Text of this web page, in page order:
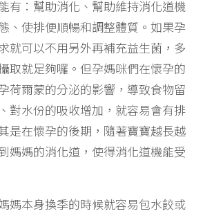
有：幫助消化、幫助維持消化道機
、使排便順暢和調整體質。如果孕
就可以不用另外再補充益生菌，多
取就足夠囉。但孕媽咪們在懷孕的
荷爾蒙的分泌的影響，導致食物留
對水份的吸收增加，就容易會有排
是在懷孕的後期，隨著寶寶越長越
媽媽的消化道，使得消化道機能受
媽本身換季的時候就容易包水餃或